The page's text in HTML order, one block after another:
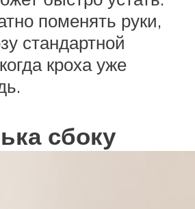
поменять руки,
стандартной
кроха уже
сбоку